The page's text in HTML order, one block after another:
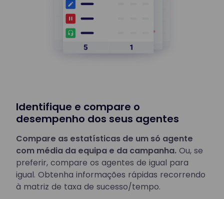
Identifique e compare o
desempenho dos seus agentes
Compare as estatísticas de um só agente
com média da equipa e da campanha. Ou, se
preferir, compare os agentes de igual para
igual. Obtenha informações rápidas recorrendo
à matriz de taxa de sucesso/tempo.